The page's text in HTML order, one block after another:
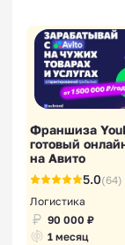
Франшиза
готовый
на Авито
5.0(64)
Логистика
90 000 ₽
1 месяц